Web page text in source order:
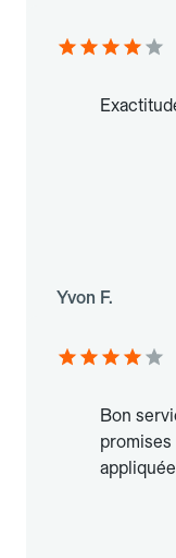
Yvon F.
Bon